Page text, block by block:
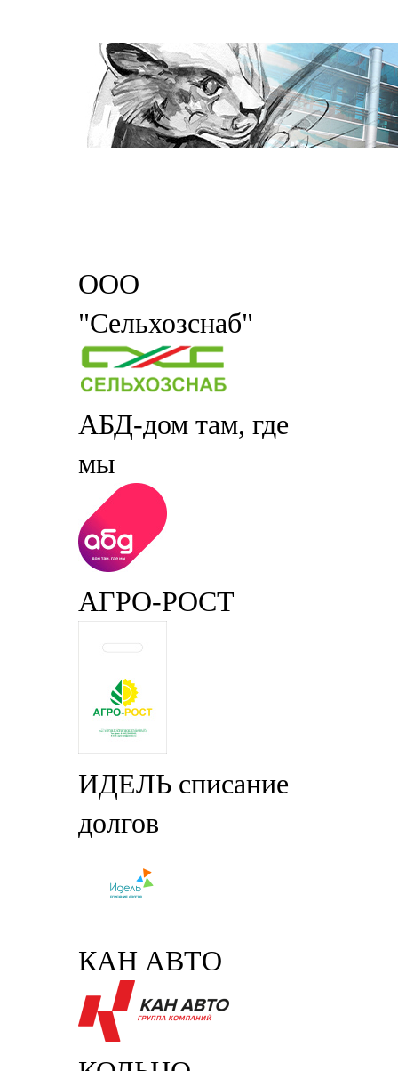
ООО
"Сельхозснаб"
АБД-дом там, где
мы
АГРО-РОСТ
ИДЕЛЬ списание
долгов
КАН АВТО